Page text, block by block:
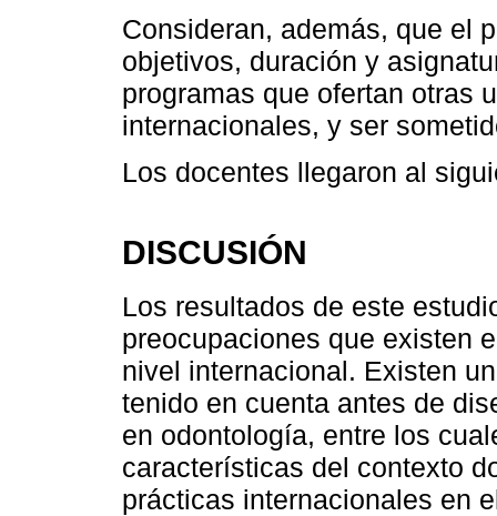
Consideran, además, que el
objetivos, duración y
programas que ofertan otras
internacionales, y ser
Los docentes llegaron al
DISCUSIÓN
Los resultados de este
preocupaciones que existen
nivel internacional. Existen
tenido en cuenta antes de
en odontología, entre los
características del contexto
prácticas internacionales en